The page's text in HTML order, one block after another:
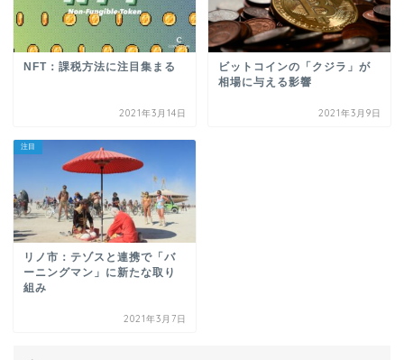
NFT：課税方法に注目集まる
2021年3月14日
ビットコインの「クジラ」が
相場に与える影響
2021年3月9日
注目
リノ市：テゾスと連携で「バ
ーニングマン」に新たな取り
組み
2021年3月7日